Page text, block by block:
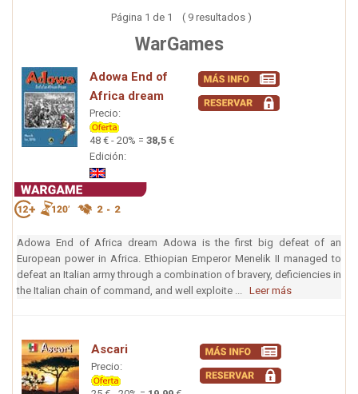
Página 1 de 1 ( 9 resultados )
WarGames
Adowa End of
Africa dream
Precio:
48 € - 20% = 38,5 €
Edición:
Adowa End of Africa dream Adowa is the first big defeat of an
European power in Africa. Ethiopian Emperor Menelik II managed to
defeat an Italian army through a combination of bravery, deficiencies in
the Italian chain of command, and well exploite ... Leer más
Ascari
Precio: